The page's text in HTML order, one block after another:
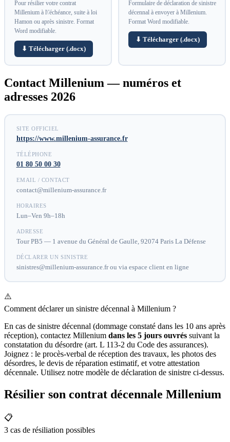
Pour résilier votre contrat
Millenium à l\'échéance, suite à loi
Hamon ou après sinistre. Format
Word modifiable.
⬇ Télécharger (.docx)
Formulaire de déclaration de sinistre
décennal à envoyer à Millenium.
Format Word modifiable.
⬇ Télécharger (.docx)
Contact Millenium — numéros et
adresses 2026
SITE OFFICIEL
https://www.millenium-assurance.fr
TÉLÉPHONE
01 80 50 00 30
EMAIL / CONTACT
contact@millenium-assurance.fr
HORAIRES
Lun–Ven 9h–18h
ADRESSE
Tour PB5 — 1 avenue du Général de Gaulle, 92074 Paris La Défense
DÉCLARER UN SINISTRE
sinistres@millenium-assurance.fr ou via espace client en ligne
⚠️
Comment déclarer un sinistre décennal à Millenium ?
En cas de sinistre décennal (dommage constaté dans les 10 ans après
réception), contactez Millenium dans les 5 jours ouvrés suivant la
constatation du désordre (art. L 113-2 du Code des assurances).
Joignez : le procès-verbal de réception des travaux, les photos des
désordres, le devis de réparation estimatif, et votre attestation
décennale. Utilisez notre modèle de déclaration de sinistre ci-dessus.
Résilier son contrat décennale Millenium
📋
3 cas de résiliation possibles